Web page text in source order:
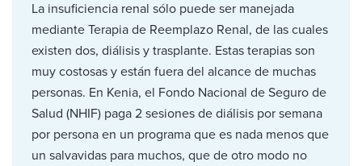
La insuficiencia renal sólo puede ser manejada
mediante Terapia de Reemplazo Renal, de las cuales
existen dos, diálisis y trasplante. Estas terapias son
muy costosas y están fuera del alcance de muchas
personas. En Kenia, el Fondo Nacional de Seguro de
Salud (NHIF) paga 2 sesiones de diálisis por semana
por persona en un programa que es nada menos que
un salvavidas para muchos, que de otro modo no